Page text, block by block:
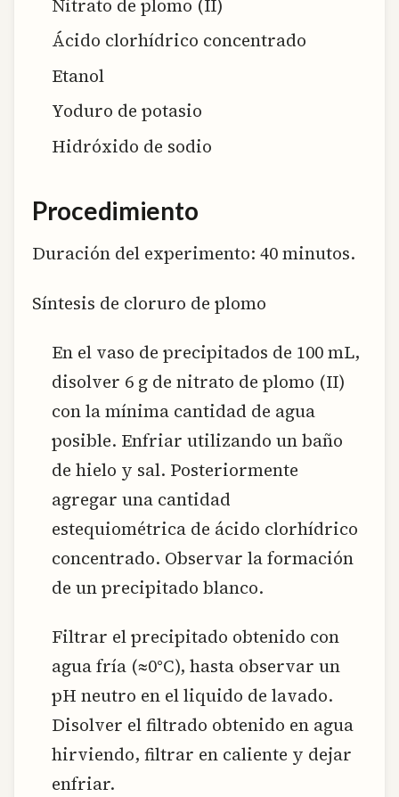
Nitrato de plomo (II)
Ácido clorhídrico concentrado
Etanol
Yoduro de potasio
Hidróxido de sodio
Procedimiento
Duración del experimento: 40 minutos.
Síntesis de cloruro de plomo
En el vaso de precipitados de 100 mL,
disolver 6 g de nitrato de plomo (II)
con la mínima cantidad de agua
posible. Enfriar utilizando un baño
de hielo y sal. Posteriormente
agregar una cantidad
estequiométrica de ácido clorhídrico
concentrado. Observar la formación
de un precipitado blanco.
Filtrar el precipitado obtenido con
agua fría (≈0°C), hasta observar un
pH neutro en el liquido de lavado.
Disolver el filtrado obtenido en agua
hirviendo, filtrar en caliente y dejar
enfriar.